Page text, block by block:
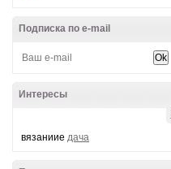
Подписка по e-mail
Интересы
вязаниие дача